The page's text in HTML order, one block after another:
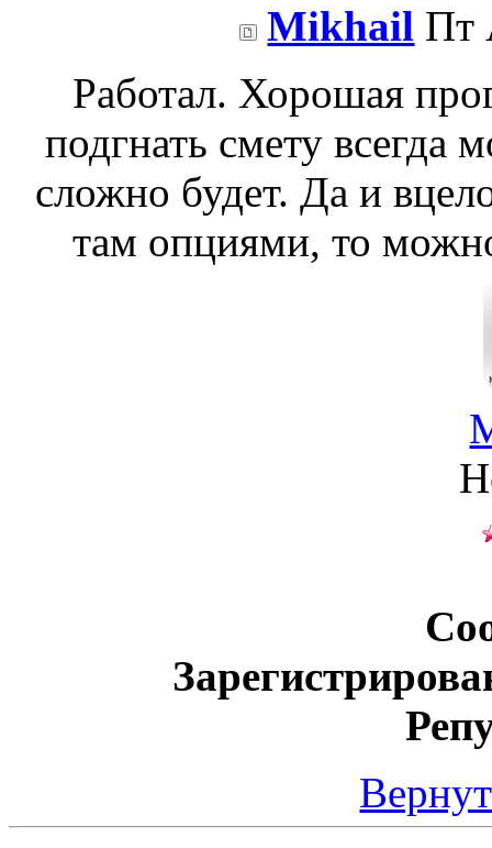
Mikhail Пт
Работал. Хорошая
подгнать смету всегда
сложно будет. Да и
там опциями, то